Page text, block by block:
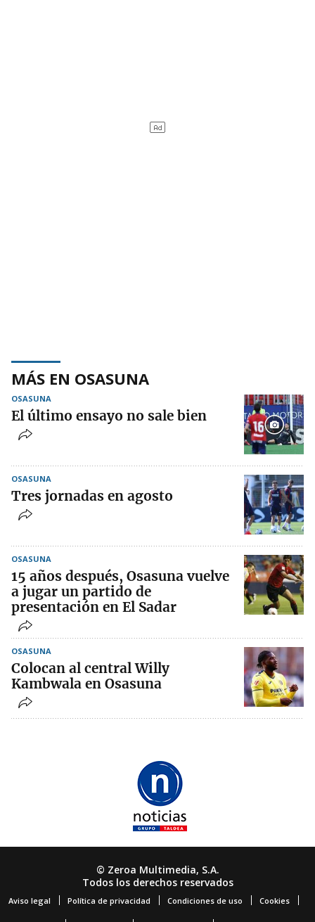
MÁS EN OSASUNA
OSASUNA
El último ensayo no sale bien
OSASUNA
Tres jornadas en agosto
OSASUNA
15 años después, Osasuna vuelve
a jugar un partido de
presentación en El Sadar
OSASUNA
Colocan al central Willy
Kambwala en Osasuna
© Zeroa Multimedia, S.A.
Todos los derechos reservados
Aviso legal Política de privacidad Condiciones de uso Cookies